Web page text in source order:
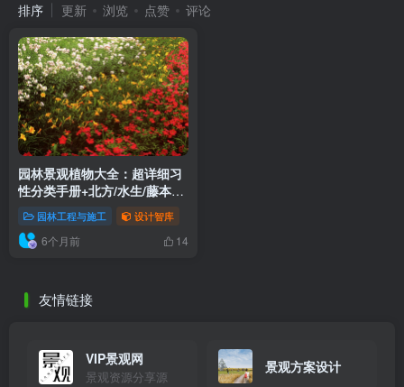
排序 更新 浏览 点赞 评论
园林景观植物大全：超详细习
性分类手册+北方/水生/藤本植
物图鉴下载（862MB专业资料
包）园林工程与施工 设计智库
6个月前 14
友情链接
VIP景观网
景观资源分享源
景观方案设计